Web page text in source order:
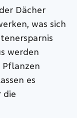
Dächer
was sich
werden
es
die